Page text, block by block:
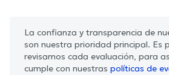
La confianza y transparencia de
son nuestra prioridad principal. Es
revisamos cada evaluación, para
cumple con nuestras políticas de